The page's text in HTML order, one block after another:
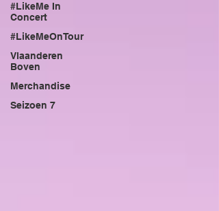
#LikeMe In
Concert
#LikeMeOnTour
Vlaanderen
Boven
Merchandise
Seizoen 7